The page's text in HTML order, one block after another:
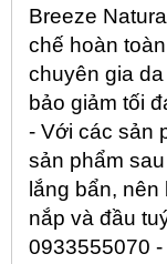
Breeze
chế hoàn
chuyên gia
bảo giảm tối
- Với các sản
sản phẩm
lắng bẩn,
nắp và đầu
0933555070